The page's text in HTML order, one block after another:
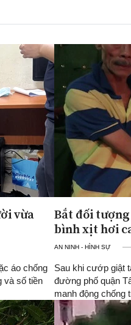
An ninh - Hình sự
INFOCUS
vừa
áo chống
và số tiền
Bắt đối
bình xịt hơi
AN NINH - HÌNH SỰ
Sau khi cướp giật
đường phố quận
manh động chống